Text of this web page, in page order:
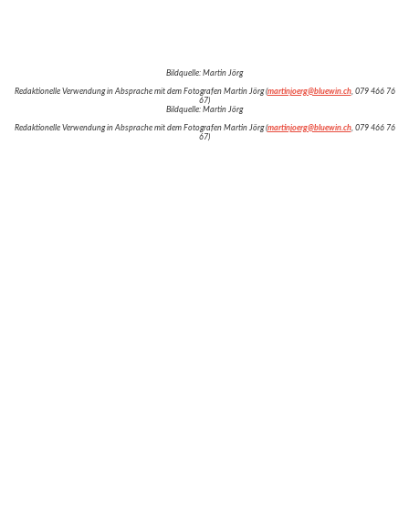
Bildquelle: Martin Jörg
Redaktionelle Verwendung in Absprache mit dem Fotografen Martin Jörg (martinjoerg@bluewin.ch, 079 466 76
67)
Bildquelle: Martin Jörg
Redaktionelle Verwendung in Absprache mit dem Fotografen Martin Jörg (martinjoerg@bluewin.ch, 079 466 76
67)